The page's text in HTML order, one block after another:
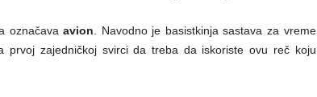
a označava avion . Navodno je basistkinja sastava za vreme
prvoj zajedničkoj svirci da treba da iskoriste ovu reč koju